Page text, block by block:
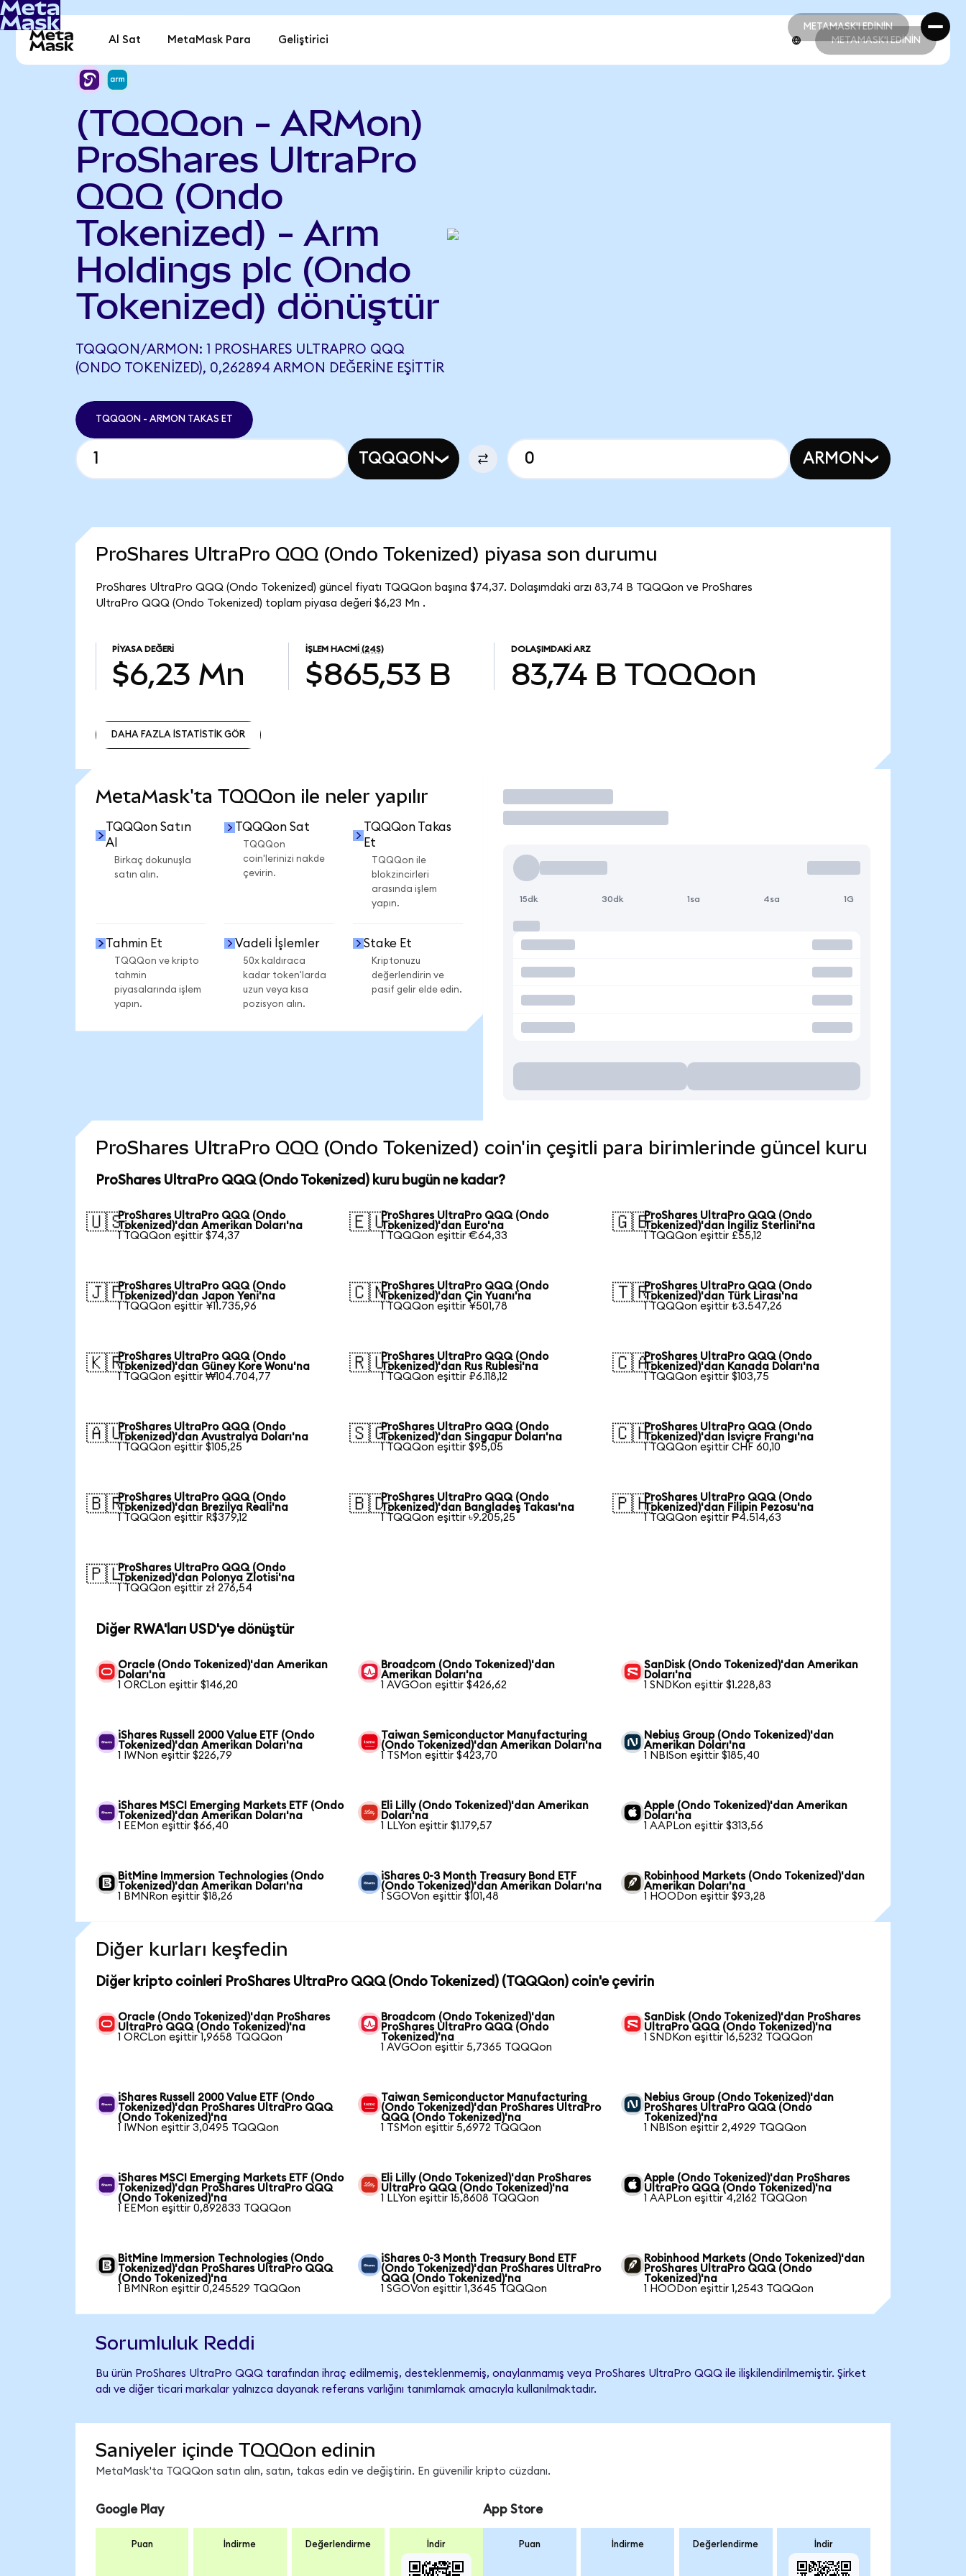
METAMASK'I EDİNİN
METAMASK'I EDİNİN
Al Sat MetaMask Para Geliştirici METAMASK'I EDİNİN
(TQQQon - ARMon)
ProShares UltraPro
QQQ (Ondo
Tokenized) - Arm
Holdings plc (Ondo
Tokenized) dönüştür
TQQQON/ARMON: 1 PROSHARES ULTRAPRO QQQ
(ONDO TOKENIZED), 0,262894 ARMON DEĞERINE EŞITTIR
TQQQON - ARMON TAKAS ET
TQQQON ARMON
ProShares UltraPro QQQ (Ondo Tokenized) piyasa son durumu
ProShares UltraPro QQQ (Ondo Tokenized) güncel fiyatı TQQQon başına $74,37. Dolaşımdaki arzı 83,74 B TQQQon ve ProShares
UltraPro QQQ (Ondo Tokenized) toplam piyasa değeri $6,23 Mn .
PIYASA DEĞERI
$6,23 Mn
İŞLEM HACMI (24S)
$865,53 B
DOLAŞIMDAKI ARZ
83,74 B TQQQon
DAHA FAZLA İSTATİSTİK GÖR
MetaMask'ta TQQQon ile neler yapılır
TQQQon Satın
Al
Birkaç dokunuşla
satın alın.
TQQQon Sat
TQQQon
coin'lerinizi nakde
çevirin.
TQQQon Takas
Et
TQQQon ile
blokzincirleri
arasında işlem
yapın.
Tahmin Et
TQQQon ve kripto
tahmin
piyasalarında işlem
yapın.
Vadeli İşlemler
50x kaldıraca
kadar token'larda
uzun veya kısa
pozisyon alın.
Stake Et
Kriptonuzu
değerlendirin ve
pasif gelir elde edin.
İşlem Yap
15dk 30dk 1sa 4sa 1G
ProShares UltraPro QQQ (Ondo Tokenized) coin'in çeşitli para birimlerinde güncel kuru
ProShares UltraPro QQQ (Ondo Tokenized) kuru bugün ne kadar?
🇺🇸ProShares UltraPro QQQ (Ondo
Tokenized)'dan Amerikan Doları'na
1 TQQQon eşittir $74,37
🇪🇺ProShares UltraPro QQQ (Ondo
Tokenized)'dan Euro'na
1 TQQQon eşittir €64,33
🇬🇧ProShares UltraPro QQQ (Ondo
Tokenized)'dan İngiliz Sterlini'na
1 TQQQon eşittir £55,12
🇯🇵ProShares UltraPro QQQ (Ondo
Tokenized)'dan Japon Yeni'na
1 TQQQon eşittir ¥11.735,96
🇨🇳ProShares UltraPro QQQ (Ondo
Tokenized)'dan Çin Yuanı'na
1 TQQQon eşittir ¥501,78
🇹🇷ProShares UltraPro QQQ (Ondo
Tokenized)'dan Türk Lirası'na
1 TQQQon eşittir ₺3.547,26
🇰🇷ProShares UltraPro QQQ (Ondo
Tokenized)'dan Güney Kore Wonu'na
1 TQQQon eşittir ₩104.704,77
🇷🇺ProShares UltraPro QQQ (Ondo
Tokenized)'dan Rus Rublesi'na
1 TQQQon eşittir ₽6.118,12
🇨🇦ProShares UltraPro QQQ (Ondo
Tokenized)'dan Kanada Doları'na
1 TQQQon eşittir $103,75
🇦🇺ProShares UltraPro QQQ (Ondo
Tokenized)'dan Avustralya Doları'na
1 TQQQon eşittir $105,25
🇸🇬ProShares UltraPro QQQ (Ondo
Tokenized)'dan Singapur Doları'na
1 TQQQon eşittir $95,05
🇨🇭ProShares UltraPro QQQ (Ondo
Tokenized)'dan İsviçre Frangı'na
1 TQQQon eşittir CHF 60,10
🇧🇷ProShares UltraPro QQQ (Ondo
Tokenized)'dan Brezilya Reali'na
1 TQQQon eşittir R$379,12
🇧🇩ProShares UltraPro QQQ (Ondo
Tokenized)'dan Bangladeş Takası'na
1 TQQQon eşittir ৳9.205,25
🇵🇭ProShares UltraPro QQQ (Ondo
Tokenized)'dan Filipin Pezosu'na
1 TQQQon eşittir ₱4.514,63
🇵🇱ProShares UltraPro QQQ (Ondo
Tokenized)'dan Polonya Zlotisi'na
1 TQQQon eşittir zł 276,54
Diğer RWA'ları USD'ye dönüştür
Oracle (Ondo Tokenized)'dan Amerikan
Doları'na
1 ORCLon eşittir $146,20
Broadcom (Ondo Tokenized)'dan
Amerikan Doları'na
1 AVGOon eşittir $426,62
SanDisk (Ondo Tokenized)'dan Amerikan
Doları'na
1 SNDKon eşittir $1.228,83
iShares Russell 2000 Value ETF (Ondo
Tokenized)'dan Amerikan Doları'na
1 IWNon eşittir $226,79
Taiwan Semiconductor Manufacturing
(Ondo Tokenized)'dan Amerikan Doları'na
1 TSMon eşittir $423,70
Nebius Group (Ondo Tokenized)'dan
Amerikan Doları'na
1 NBISon eşittir $185,40
iShares MSCI Emerging Markets ETF (Ondo
Tokenized)'dan Amerikan Doları'na
1 EEMon eşittir $66,40
Eli Lilly (Ondo Tokenized)'dan Amerikan
Doları'na
1 LLYon eşittir $1.179,57
Apple (Ondo Tokenized)'dan Amerikan
Doları'na
1 AAPLon eşittir $313,56
BitMine Immersion Technologies (Ondo
Tokenized)'dan Amerikan Doları'na
1 BMNRon eşittir $18,26
iShares 0-3 Month Treasury Bond ETF
(Ondo Tokenized)'dan Amerikan Doları'na
1 SGOVon eşittir $101,48
Robinhood Markets (Ondo Tokenized)'dan
Amerikan Doları'na
1 HOODon eşittir $93,28
Diğer kurları keşfedin
Diğer kripto coinleri ProShares UltraPro QQQ (Ondo Tokenized) (TQQQon) coin'e çevirin
Oracle (Ondo Tokenized)'dan ProShares
UltraPro QQQ (Ondo Tokenized)'na
1 ORCLon eşittir 1,9658 TQQQon
Broadcom (Ondo Tokenized)'dan
ProShares UltraPro QQQ (Ondo
Tokenized)'na
1 AVGOon eşittir 5,7365 TQQQon
SanDisk (Ondo Tokenized)'dan ProShares
UltraPro QQQ (Ondo Tokenized)'na
1 SNDKon eşittir 16,5232 TQQQon
iShares Russell 2000 Value ETF (Ondo
Tokenized)'dan ProShares UltraPro QQQ
(Ondo Tokenized)'na
1 IWNon eşittir 3,0495 TQQQon
Taiwan Semiconductor Manufacturing
(Ondo Tokenized)'dan ProShares UltraPro
QQQ (Ondo Tokenized)'na
1 TSMon eşittir 5,6972 TQQQon
Nebius Group (Ondo Tokenized)'dan
ProShares UltraPro QQQ (Ondo
Tokenized)'na
1 NBISon eşittir 2,4929 TQQQon
iShares MSCI Emerging Markets ETF (Ondo
Tokenized)'dan ProShares UltraPro QQQ
(Ondo Tokenized)'na
1 EEMon eşittir 0,892833 TQQQon
Eli Lilly (Ondo Tokenized)'dan ProShares
UltraPro QQQ (Ondo Tokenized)'na
1 LLYon eşittir 15,8608 TQQQon
Apple (Ondo Tokenized)'dan ProShares
UltraPro QQQ (Ondo Tokenized)'na
1 AAPLon eşittir 4,2162 TQQQon
BitMine Immersion Technologies (Ondo
Tokenized)'dan ProShares UltraPro QQQ
(Ondo Tokenized)'na
1 BMNRon eşittir 0,245529 TQQQon
iShares 0-3 Month Treasury Bond ETF
(Ondo Tokenized)'dan ProShares UltraPro
QQQ (Ondo Tokenized)'na
1 SGOVon eşittir 1,3645 TQQQon
Robinhood Markets (Ondo Tokenized)'dan
ProShares UltraPro QQQ (Ondo
Tokenized)'na
1 HOODon eşittir 1,2543 TQQQon
Sorumluluk Reddi
Bu ürün ProShares UltraPro QQQ tarafından ihraç edilmemiş, desteklenmemiş, onaylanmamış veya ProShares UltraPro QQQ ile ilişkilendirilmemiştir. Şirket
adı ve diğer ticari markalar yalnızca dayanak referans varlığını tanımlamak amacıyla kullanılmaktadır.
Saniyeler içinde TQQQon edinin
MetaMask'ta TQQQon satın alın, satın, takas edin ve değiştirin. En güvenilir kripto cüzdanı.
Google Play
Puan İndirme Değerlendirme İndir
App Store
Puan İndirme Değerlendirme İndir